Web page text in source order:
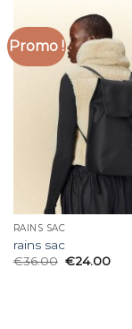
Promo !
RAINS SAC
rains sac
€36.00 €24.00